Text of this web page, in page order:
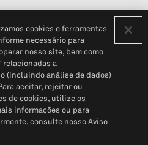
do cliente (em inglês)
Pessoais© 2026 S&P Global
cookies e ferramentas
necessário para
nosso site, bem como
relacionadas a
(incluindo análise de dados)
aceitar, rejeitar ou
de cookies, utilize os
informações ou para
consulte nosso Aviso